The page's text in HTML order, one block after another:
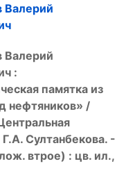
Валерий
Валерий
:
памятка из
нефтяников» /
Султанбекова. -
втрое) : цв. ил.,